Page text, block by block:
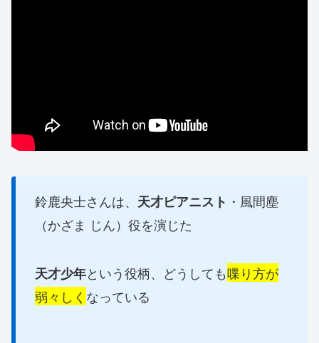
鈴鹿央士さんは、 天才ピアニスト ・風間塵
（かざま じん）役を演じた
天才少年という役柄、どうしても喋り方が
弱々しく なっている